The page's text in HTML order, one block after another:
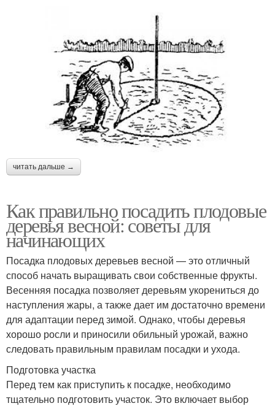
читать дальше →
Как правильно посадить плодовые
деревья весной: советы для
начинающих
Посадка плодовых деревьев весной — это отличный
способ начать выращивать свои собственные фрукты.
Весенняя посадка позволяет деревьям укорениться до
наступления жары, а также дает им достаточно времени
для адаптации перед зимой. Однако, чтобы деревья
хорошо росли и приносили обильный урожай, важно
следовать правильным правилам посадки и ухода.
Подготовка участка
Перед тем как приступить к посадке, необходимо
тщательно подготовить участок. Это включает выбор